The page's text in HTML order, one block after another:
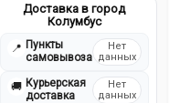
Доставка в город
Колумбус
📍 Пункты
самовывоза
Нет
данных
🚚 Курьерская
доставка
Нет
данных